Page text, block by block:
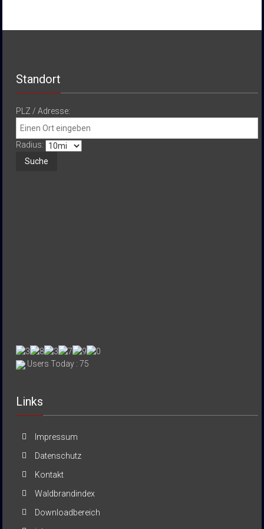
Standort
PLZ / Adresse:
Radius:
Users Today : 75
Links
Impressum
Datenschutz
Kontakt
Waldbrandindex
Downloadbereich